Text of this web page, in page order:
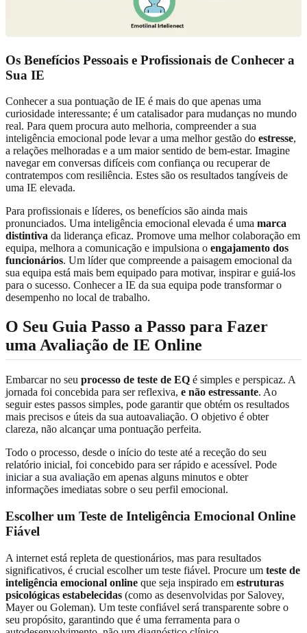
Os Benefícios Pessoais e Profissionais de Conhecer a
Sua IE
Conhecer a sua pontuação de IE é mais do que apenas uma
curiosidade interessante; é um catalisador para mudanças no mundo
real. Para quem procura auto melhoria, compreender a sua
inteligência emocional pode levar a uma melhor gestão do estresse,
a relações melhoradas e a um maior sentido de bem-estar. Imagine
navegar em conversas difíceis com confiança ou recuperar de
contratempos com resiliência. Estes são os resultados tangíveis de
uma IE elevada.
Para profissionais e líderes, os benefícios são ainda mais
pronunciados. Uma inteligência emocional elevada é uma marca
distintiva da liderança eficaz. Promove uma melhor colaboração em
equipa, melhora a comunicação e impulsiona o engajamento dos
funcionários. Um líder que compreende a paisagem emocional da
sua equipa está mais bem equipado para motivar, inspirar e guiá-los
para o sucesso. Conhecer a IE da sua equipa pode transformar o
desempenho no local de trabalho.
O Seu Guia Passo a Passo para Fazer
uma Avaliação de IE Online
Embarcar no seu processo de teste de EQ é simples e perspicaz. A
jornada foi concebida para ser reflexiva, e não estressante. Ao
seguir estes passos simples, pode garantir que obtém os resultados
mais precisos e úteis da sua autoavaliação. O objetivo é obter
clareza, não alcançar uma pontuação perfeita.
Todo o processo, desde o início do teste até a receção do seu
relatório inicial, foi concebido para ser rápido e acessível. Pode
iniciar a sua avaliação em apenas alguns minutos e obter
informações imediatas sobre o seu perfil emocional.
Escolher um Teste de Inteligência Emocional Online
Fiável
A internet está repleta de questionários, mas para resultados
significativos, é crucial escolher um teste fiável. Procure um teste de
inteligência emocional online que seja inspirado em estruturas
psicológicas estabelecidas (como as desenvolvidas por Salovey,
Mayer ou Goleman). Um teste confiável será transparente sobre o
seu propósito, garantindo que é uma ferramenta para o